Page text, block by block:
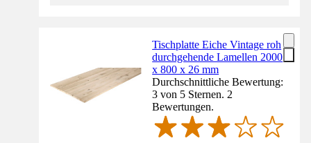
Tischplatte Eiche Vintage roh
durchgehende Lamellen 2000
x 800 x 26 mm
Durchschnittliche Bewertung:
3 von 5 Sternen. 2
Bewertungen.